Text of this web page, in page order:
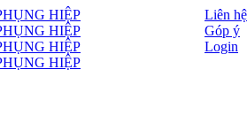
Liên hệ
Góp ý
Login